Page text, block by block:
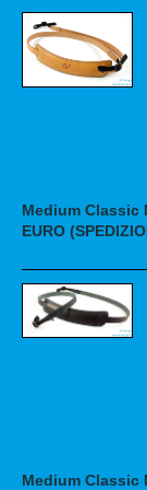
Medium Classic
EURO
Medium Classic